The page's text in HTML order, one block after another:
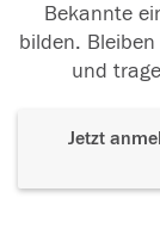
Bekannte
bilden.
und
Jetzt